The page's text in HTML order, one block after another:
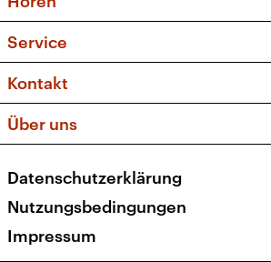
Sendungen und Podcasts
Musikliste
Kakadu – Das Kinderprogramm
Frequenzen (UKW + DAB+)
Service
FAQ
Apps
Newsletter
Veranstaltungen
Kontakt
Social Media
Über uns
Presse
Karriere
Transparenz
Datenschutzerklärung
Nutzungsbedingungen
Impressum